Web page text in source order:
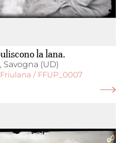
la lana.
Savogna (UD)
/ FFUP_0007